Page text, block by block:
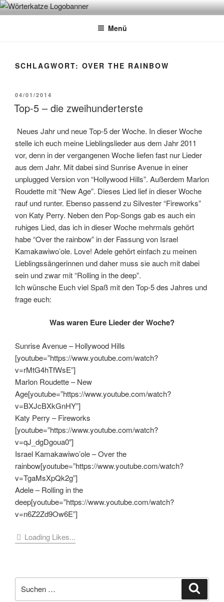
Zum
InhaltWÖRTERKATZE
Von Büchern erzählen
Menü
SCHLAGWORT: OVER THE RAINBOW
VERÖFFENTLICHT
AM
04/01/2014
Top-5 – die zweihunderterste
Neues Jahr und neue Top-5 der Woche. In dieser Woche
stelle ich euch meine Lieblingslieder aus dem Jahr 2011
vor, denn in der vergangenen Woche liefen fast nur Lieder
aus dem Jahr. Mit dabei sind Sunrise Avenue in einer
unplugged Version von “Hollywood Hills”. Außerdem Marlon
Roudette mit “New Age”. Dieses Lied lief in dieser Woche
rauf und runter. Ebenso passend zu Silvester “Fireworks”
von Katy Perry. Neben den Pop-Songs gab es auch ein
ruhiges Lied, das ich in dieser Woche mehrmals gehört
habe “Over the rainbow” in der Fassung von Israel
Kamakawiwo’ole. Love! Adele gehört einfach zu meinen
Lieblingssängerinnen und daher muss sie auch mit dabei
sein und zwar mit “Rolling in the deep”.
Ich wünsche Euch viel Spaß mit den Top-5 des Jahres und
frage euch:
Was waren Eure Lieder der Woche?
Sunrise Avenue – Hollywood Hills
[youtube=”https://www.youtube.com/watch?
v=rMtG4hTfWsE”]
Marlon Roudette – New
Age[youtube=”https://www.youtube.com/watch?
v=BXJcBXkGnHY”]
Katy Perry – Fireworks
[youtube=”https://www.youtube.com/watch?
v=qJ_dgDgoua0″]
Israel Kamakawiwo’ole – Over the
rainbow[youtube=”https://www.youtube.com/watch?
v=TgaMsXpQk2g”]
Adele – Rolling in the
deep[youtube=”https://www.youtube.com/watch?
v=n6Z2Zd9Ow6E”]
Loading Likes...
nach: